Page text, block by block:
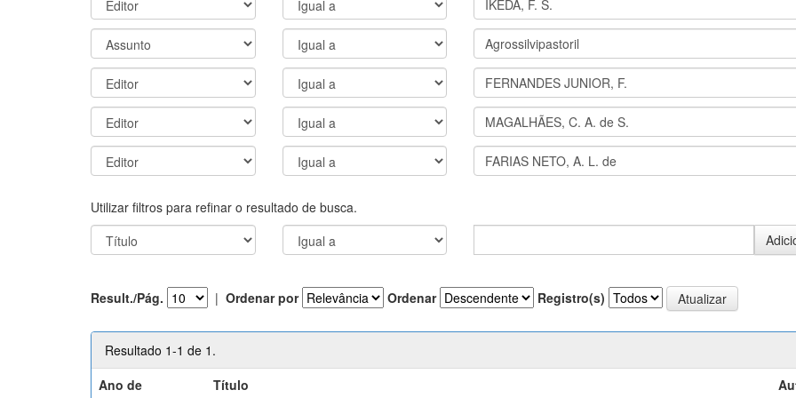
Utilizar filtros para refinar o resultado de busca.
Result./Pág. | Ordenar por Ordenar Registro(s)
Resultado 1-1 de 1.
Ano de
Título